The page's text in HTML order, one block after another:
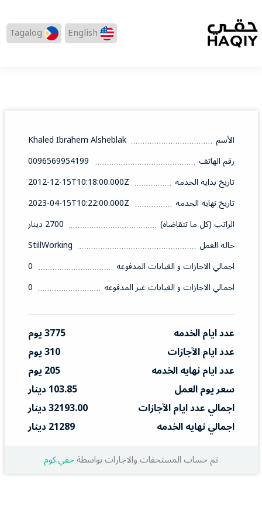
English
Tagalog
الأسم
Khaled Ibrahem Alsheblak
رقم الهاتف
0096569954199
تاريخ بدايه الخدمه
2012-12-15T10:18:00.000Z
تاريخ نهايه الخدمه
2023-04-15T10:22:00.000Z
الراتب (كل ما تتقاضاه)
2700 دينار
حاله العمل
StillWorking
اجمالي الاجازات و الغيابات المدفوعه
0
اجمالي الاجازات و الغيابات غير المدفوعه
0
عدد ايام الخدمه
3775 يوم
عدد ايام الآجازات
310 يوم
عدد ايام نهايه الخدمه
205 يوم
سعر يوم العمل
103.85 دينار
اجمالي عدد ايام الآجازات
32193.00 دينار
اجمالي نهايه الخدمه
21289 دينار
تم حساب المستحقات والاجارات بواسطةحقي.كوم